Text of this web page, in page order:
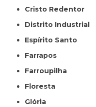
Cristo Redentor
Distrito Industrial
Espírito Santo
Farrapos
Farroupilha
Floresta
Glória